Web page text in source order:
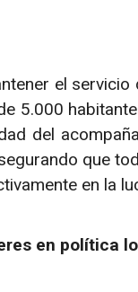
el
5.000
del
que
en la
en política